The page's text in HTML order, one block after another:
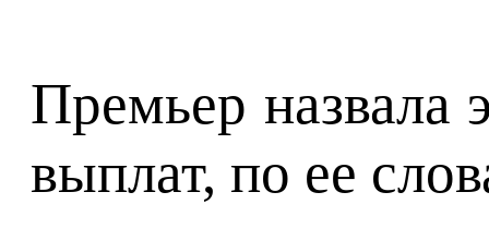
Премьер назвала
выплат, по ее